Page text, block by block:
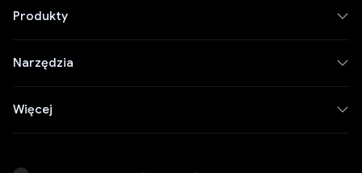
Produkty
Narzędzia
Więcej